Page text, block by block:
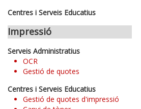
Centres i Serveis Educatius
Impressió
Serveis Administratius
OCR
Gestió de quotes
Centres i Serveis Educatius
Gestió de quotes d'impressió